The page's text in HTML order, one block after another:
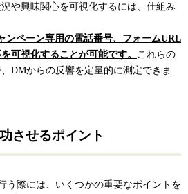
や興味関心を可視化するには、仕組み
ンペーン専用の電話番号、フォームURL
可視化することが可能です。
これらの
DMからの反響を定量的に測定できま
させるポイント
う際には、いくつかの重要なポイントを